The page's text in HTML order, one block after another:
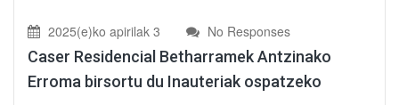
2025(e)ko apirilak 3 No Responses
Caser Residencial Betharramek Antzinako
Erroma birsortu du Inauteriak ospatzeko